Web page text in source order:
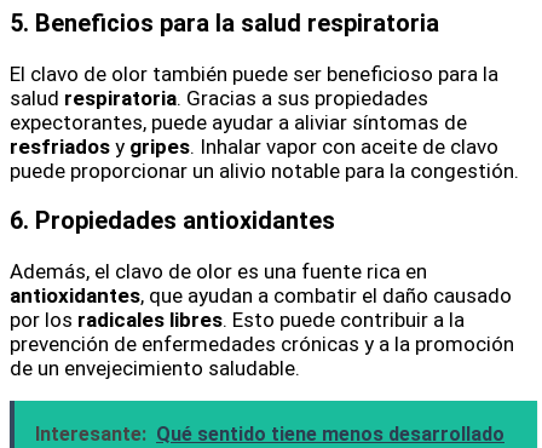
5. Beneficios para la salud respiratoria
El clavo de olor también puede ser beneficioso para la
salud respiratoria. Gracias a sus propiedades
expectorantes, puede ayudar a aliviar síntomas de
resfriados y gripes. Inhalar vapor con aceite de clavo
puede proporcionar un alivio notable para la congestión.
6. Propiedades antioxidantes
Además, el clavo de olor es una fuente rica en
antioxidantes, que ayudan a combatir el daño causado
por los radicales libres. Esto puede contribuir a la
prevención de enfermedades crónicas y a la promoción
de un envejecimiento saludable.
Interesante: Qué sentido tiene menos desarrollado